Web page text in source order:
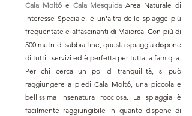
Cala Moltó e Cala Mesquida Area Naturale di
Interesse Speciale, è un'altra delle spiagge più
frequentate e affascinanti di Maiorca. Con più di
500 metri di sabbia fine, questa spiaggia dispone
di tutti i servizi ed è perfetta per tutta la famiglia.
Per chi cerca un po' di tranquillità, si può
raggiungere a piedi Cala Moltó, una piccola e
bellissima insenatura rocciosa. La spiaggia è
facilmente raggiungibile in quanto dispone di